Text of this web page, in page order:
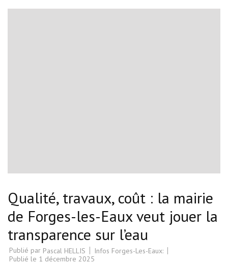
Qualité, travaux, coût : la mairie
de Forges-les-Eaux veut jouer la
transparence sur l’eau
Publié par Pascal HELLIS
Infos Forges-Les-Eaux:
Publié le 1 décembre 2025